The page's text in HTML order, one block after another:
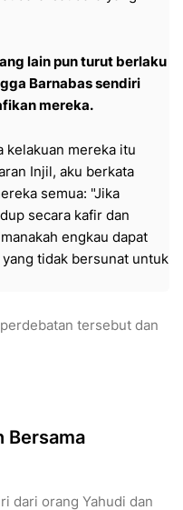
lain pun turut berlaku
Barnabas sendiri
mereka.
kelakuan mereka itu
Injil, aku berkata
semua: "Jika
secara kafir dan
engkau dapat
tidak bersunat untuk
tersebut dan
Bersama
dari orang Yahudi dan